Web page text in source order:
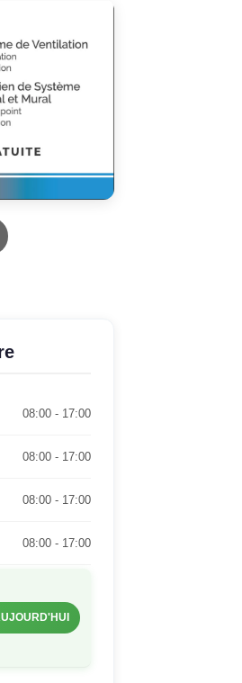
08:00 - 17:00
08:00 - 17:00
08:00 - 17:00
08:00 - 17:00